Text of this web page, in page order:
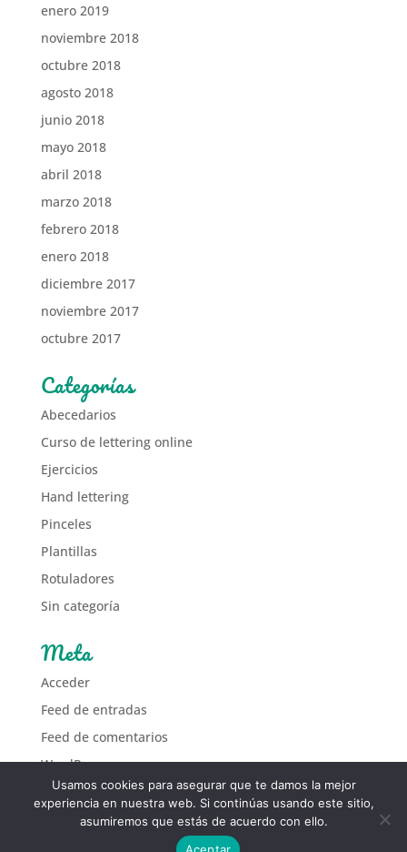
enero 2019
noviembre 2018
octubre 2018
agosto 2018
junio 2018
mayo 2018
abril 2018
marzo 2018
febrero 2018
enero 2018
diciembre 2017
noviembre 2017
octubre 2017
Categorías
Abecedarios
Curso de lettering online
Ejercicios
Hand lettering
Pinceles
Plantillas
Rotuladores
Sin categoría
Meta
Acceder
Feed de entradas
Feed de comentarios
WordPress.org
Usamos cookies para asegurar que te damos la mejor
experiencia en nuestra web. Si continúas usando este sitio,
asumiremos que estás de acuerdo con ello.
Aceptar